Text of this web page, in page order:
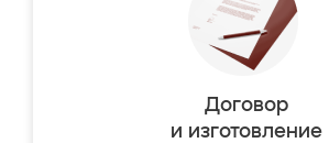
Договор
и изготовление